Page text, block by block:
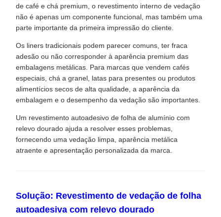
de café e chá premium, o revestimento interno de vedação
não é apenas um componente funcional, mas também uma
parte importante da primeira impressão do cliente.
Os liners tradicionais podem parecer comuns, ter fraca
adesão ou não corresponder à aparência premium das
embalagens metálicas. Para marcas que vendem cafés
especiais, chá a granel, latas para presentes ou produtos
alimentícios secos de alta qualidade, a aparência da
embalagem e o desempenho da vedação são importantes.
Um revestimento autoadesivo de folha de alumínio com
relevo dourado ajuda a resolver esses problemas,
fornecendo uma vedação limpa, aparência metálica
atraente e apresentação personalizada da marca.
Solução: Revestimento de vedação de folha
autoadesiva com relevo dourado